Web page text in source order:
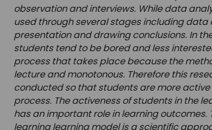
observation and interviews. While data
used through several stages including data
presentation and drawing conclusions. In
students tend to be bored and less
process that takes place because the
lecture and monotonous. Therefore this
conducted so that students are more active
process. The activeness of students in the
has an important role in learning outcomes.
learning learning model is a scientific